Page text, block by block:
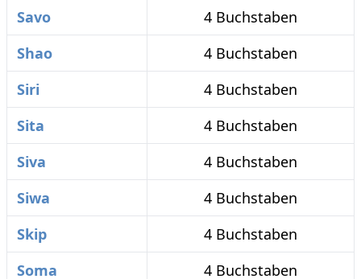
Savo
4 Buchstaben
Shao
4 Buchstaben
Siri
4 Buchstaben
Sita
4 Buchstaben
Siva
4 Buchstaben
Siwa
4 Buchstaben
Skip
4 Buchstaben
Soma
4 Buchstaben